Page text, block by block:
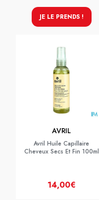
JE LE PRENDS !
AVRIL
Avril Huile Capillaire
Cheveux Secs Et Fin 100ml
14,00€